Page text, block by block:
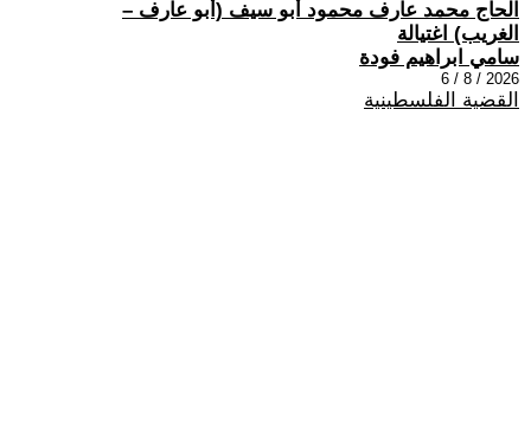
الحاج محمد عارف محمود أبو سيف (أبو عارف –
الغريب) اغتيالة
سامي ابراهيم فودة
2026 / 8 / 6
القضية الفلسطينية